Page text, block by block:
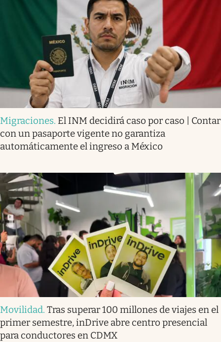
Migraciones. El INM decidirá caso por caso | Contar
con un pasaporte vigente no garantiza
automáticamente el ingreso a México
Movilidad. Tras superar 100 millones de viajes en el
primer semestre, inDrive abre centro presencial
para conductores en CDMX